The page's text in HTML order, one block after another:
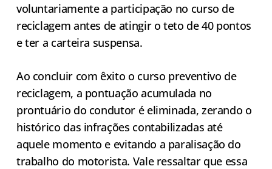
voluntariamente a participação no curso de
reciclagem antes de atingir o teto de 40 pontos
e ter a carteira suspensa.
Ao concluir com êxito o curso preventivo de
reciclagem, a pontuação acumulada no
prontuário do condutor é eliminada, zerando o
histórico das infrações contabilizadas até
aquele momento e evitando a paralisação do
trabalho do motorista. Vale ressaltar que essa